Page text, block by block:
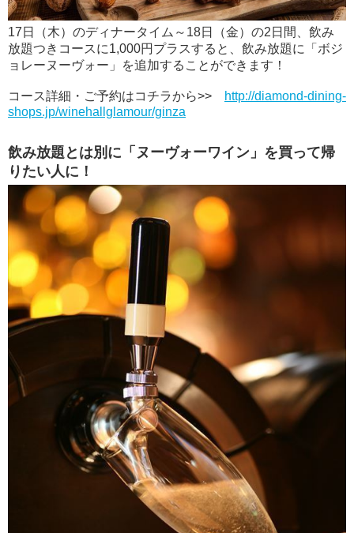
17日（木）のディナータイム～18日（金）の2日間、飲み
放題つきコースに1,000円プラスすると、飲み放題に「ボジ
ョレーヌーヴォー」を追加することができます！
コース詳細・ご予約はコチラから>>
http://diamond-dining-
shops.jp/winehallglamour/ginza
飲み放題とは別に「ヌーヴォーワイン」を買って帰
りたい人に！